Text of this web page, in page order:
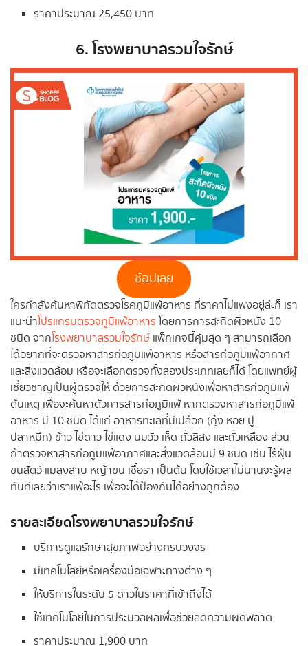
ราคาประมาณ 25,450 บาท
6. โรงพยาบาลรวมใจรักษ์
ช้อปเลย
ใครกำลังค้นหาพิกัดตรวจโรคภูมิแพ้อาหาร ที่ราคาไม่แพงอยู่ล่ะก็ เรา
แนะนำโปรแกรมตรวจภูมิแพ้อาหาร โดยการการสะกิดผิวหนัง 10
ชนิด จากโรงพยาบาลรวมใจรักษ์ แพ็กเกจนี้คุ้มสุด ๆ สามารถเลือก
ได้อยากที่จะตรวจหาสารก่อภูมิแพ้อาหาร หรือสารก่อภูมิแพ้อากาศ
และสิ่งแวดล้อม หรือจะเลือกตรวจทั้งสองประเภทเลยก็ได้ โดยแพทย์ผู้
เชี่ยวชาญเป็นผู้ตรวจให้ ด้วยการสะกิดผิวหนังเพื่อหาสารก่อภูมิแพ้
ต้นเหตุ เพื่อจะค้นหาตัวการสารก่อภูมิแพ้ หากตรวจหาสารก่อภูมิแพ้
อาหาร มี 10 ชนิด ได้แก่ อาหารทะเลที่มีเปลือก (กุ้ง หอย ปู
ปลาหมึก) ข้าว ไข่ดาว ไข่แดง นมวัว เห็ด ถั่วลิสง และถั่วเหลือง ส่วน
ถ้าตรวจหาสารก่อภูมิแพ้อากาศและสิ่งแวดล้อมมี 9 ชนิด เช่น ไร้ฝุ่น
ขนสัตว์ แมลงสาบ หญ้าขน เชื้อรา เป็นต้น โดยใช้เวลาไม่นานจะรู้ผล
ทันทีเลยว่าเราแพ้อะไร เพื่อจะได้ป้องกันได้อย่างถูกต้อง
รายละเอียดโรงพยาบาลรวมใจรักษ์
บริการดูแลรักษาสุขภาพอย่างครบวงจร
มีเทคโนโลยีหรือเครื่องมือเฉพาะทางต่าง ๆ
ให้บริการในระดับ 5 ดาวในราคาที่เข้าถึงได้
ใช้เทคโนโลยีในการประมวลผลเพื่อช่วยลดความผิดพลาด
ราคาประมาณ 1,900 บาท